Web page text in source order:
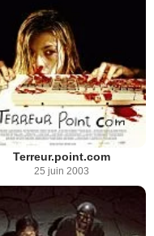
Terreur.point.com
25 juin 2003